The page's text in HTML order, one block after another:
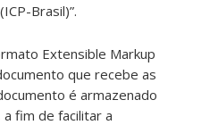
Brasil)”.
Extensible Markup
que recebe as
é armazenado
a fim de facilitar a